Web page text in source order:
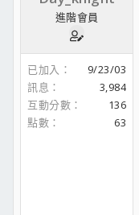
進階會員
已加入
9/23/03
訊息
3,984
互動分數
136
點數
63